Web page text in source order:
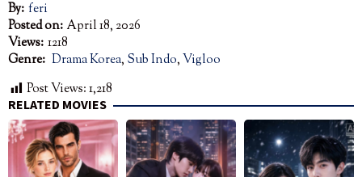
By: feri
Posted on: April 18, 2026
Views: 1218
Genre: Drama Korea, Sub Indo, Vigloo
Post Views:1,218
RELATED MOVIES